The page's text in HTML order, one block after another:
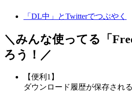
「DL中」とTwitterでつぶやく
＼みんな使ってる「
ろう！／
【便利1】
ダウンロード履歴が保存され